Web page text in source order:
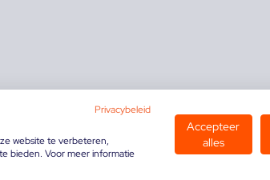
Privacybeleid
website te verbeteren,
bieden. Voor meer informatie
Accepteer
alles